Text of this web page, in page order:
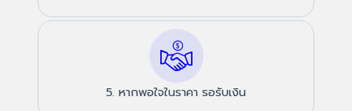
5. หากพอใจในราคา รอรับเงิน